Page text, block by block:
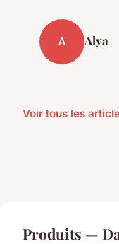
A Alya
Voir tous les
Produits —